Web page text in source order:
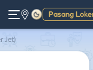
Pasang
Gelap
Jet)